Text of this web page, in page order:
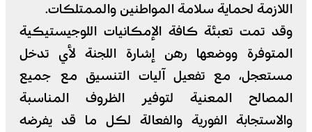
اللازمة لحماية سلامة المواطنين والممتلكات.
وقد تمت تعبئة كافة الإمكانيات اللوجيستيكية
المتوفرة ووضعها رهن إشارة اللجنة لأي تدخل
مستعجل، مع تفعيل آليات التنسيق مع جميع
المصالح المعنية لتوفير الظروف المناسبة
والاستجابة الفورية والفعالة لكل ما قد يفرضه